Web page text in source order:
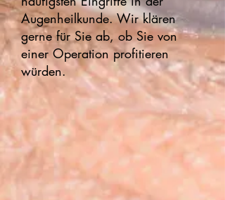
Augenheilkunde. Wir klären
gerne für Sie ab, ob Sie von
einer Operation profitieren
würden.